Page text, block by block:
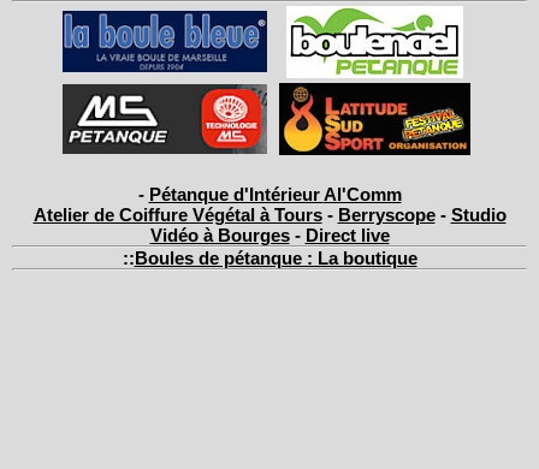
- Pétanque d'IntérieurAl'Comm
Atelier de Coiffure Végétal à Tours- Berryscope- Studio
Vidéo à Bourges- Direct live
::Boules de pétanque : La boutique